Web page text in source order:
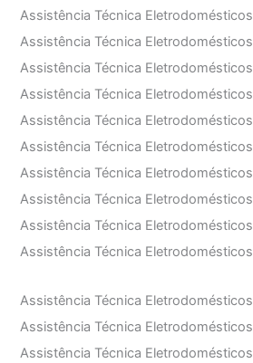
Assistência Técnica
Assistência Técnica
Assistência Técnica
Assistência Técnica
Assistência Técnica
Assistência Técnica
Assistência Técnica
Assistência Técnica
Assistência Técnica
Assistência Técnica
Assistência Técnica
Assistência Técnica
Assistência Técnica